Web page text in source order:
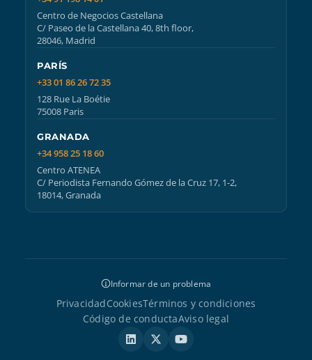
Centro de Negocios Castellana
C/ Paseo de la Castellana 40, 8th floor,
28046, Madrid
PARÍS
+33 01 86 26 72 35
128 Rue La Boétie
75008 Paris
GRANADA
+34 958 25 18 60
Centro ATENEA
C/ Periodista Fernando Gómez de la Cruz 17, 1-2,
18014, Granada
Informar de un problema
PrivacidadCookiesTérminos y condiciones
Código de conductaAviso legal